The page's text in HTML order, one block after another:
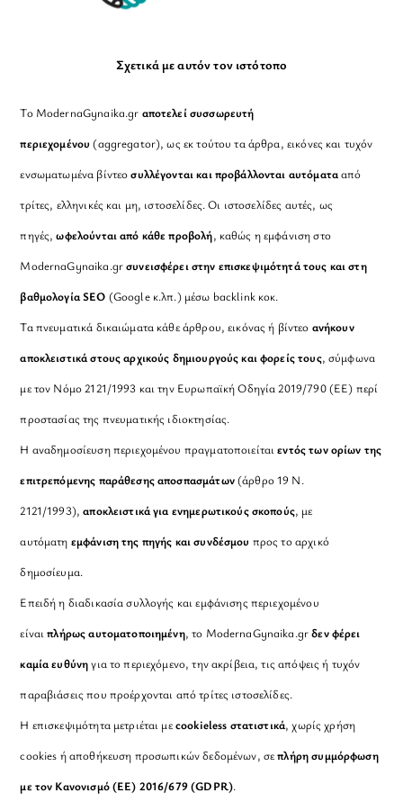
Σχετικά με αυτόν τον ιστότοπο
Το ModernaGynaika.gr αποτελεί συσσωρευτή
περιεχομένου (aggregator), ως εκ τούτου τα άρθρα, εικόνες και τυχόν
ενσωματωμένα βίντεοσυλλέγονται και προβάλλονται αυτόματααπό
τρίτες, ελληνικές και μη, ιστοσελίδες. Οι ιστοσελίδες αυτές, ως
πηγές,ωφελούνται από κάθε προβολή, καθώς η εμφάνιση στο
ModernaGynaika.grσυνεισφέρει στην επισκεψιμότητά τους και στη
βαθμολογία SEO (Google κ.λπ.) μέσω backlink κοκ.
Τα πνευματικά δικαιώματα κάθε άρθρου, εικόνας ή βίντεο ανήκουν
αποκλειστικά στους αρχικούς δημιουργούς και φορείς τους, σύμφωνα
με τον Νόμο 2121/1993 και την Ευρωπαϊκή Οδηγία 2019/790 (ΕΕ) περί
προστασίας της πνευματικής ιδιοκτησίας.
Η αναδημοσίευση περιεχομένου πραγματοποιείταιεντός των ορίων της
επιτρεπόμενης παράθεσης αποσπασμάτων(άρθρο 19 Ν.
2121/1993), αποκλειστικά για ενημερωτικούς σκοπούς, με
αυτόματη εμφάνιση της πηγής και συνδέσμου προς το αρχικό
δημοσίευμα.
Επειδή η διαδικασία συλλογής και εμφάνισης περιεχομένου
είναιπλήρως αυτοματοποιημένη, το ModernaGynaika.grδεν φέρει
καμία ευθύνηγια το περιεχόμενο, την ακρίβεια, τις απόψεις ή τυχόν
παραβιάσεις που προέρχονται από τρίτες ιστοσελίδες.
Η επισκεψιμότητα μετριέται μεcookieless στατιστικά, χωρίς χρήση
cookies ή αποθήκευση προσωπικών δεδομένων, σεπλήρη συμμόρφωση
με τον Κανονισμό (ΕΕ) 2016/679 (GDPR).